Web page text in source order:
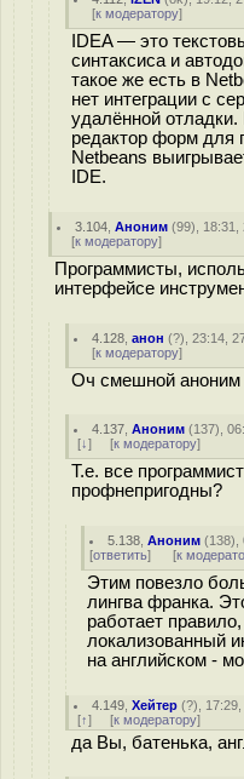
[к модератору]
IDEA — это
синтаксиса и
такое же есть в
нет интеграции с
удалённой
редактор форм для
Netbeans
IDE.
3.104 ,Аноним (99), 18:31,
[к модератору]
Программисты,
интерфейсе
4.128 ,анон (?), 23:14,
[к модератору]
Оч смешной аноним
4.137 ,Аноним (137),
[↓] [к модератору]
Т.е. все
профнепригодны?
5.138 ,Аноним (138),
[ответить] [к
Этим повезло
лингва франка.
работает
локализованный
на английском -
4.149 ,Хейтер (?),
[↑] [к модератору]
да Вы, батенька,